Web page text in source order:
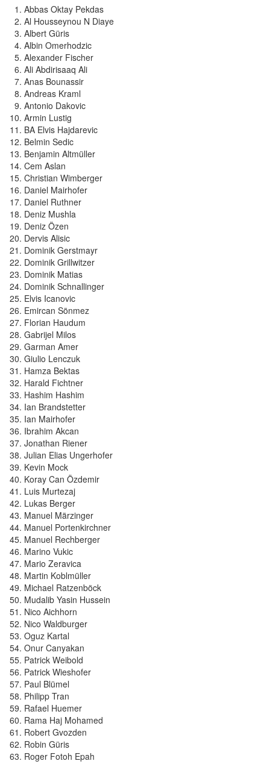
Abbas Oktay Pekdas
Al Housseynou N Diaye
Albert Güris
Albin Omerhodzic
Alexander Fischer
Ali Abdirisaaq Ali
Anas Bounassir
Andreas Kraml
Antonio Dakovic
Armin Lustig
BA Elvis Hajdarevic
Belmin Sedic
Benjamin Altmüller
Cem Aslan
Christian Wimberger
Daniel Mairhofer
Daniel Ruthner
Deniz Mushla
Deniz Özen
Dervis Alisic
Dominik Gerstmayr
Dominik Grillwitzer
Dominik Matias
Dominik Schnallinger
Elvis Icanovic
Emircan Sönmez
Florian Haudum
Gabrijel Milos
Garman Amer
Giulio Lenczuk
Hamza Bektas
Harald Fichtner
Hashim Hashim
Ian Brandstetter
Ian Mairhofer
Ibrahim Akcan
Jonathan Riener
Julian Elias Ungerhofer
Kevin Mock
Koray Can Özdemir
Luis Murtezaj
Lukas Berger
Manuel Märzinger
Manuel Portenkirchner
Manuel Rechberger
Marino Vukic
Mario Zeravica
Martin Koblmüller
Michael Ratzenböck
Mudalib Yasin Hussein
Nico Aichhorn
Nico Waldburger
Oguz Kartal
Onur Canyakan
Patrick Weibold
Patrick Wieshofer
Paul Blümel
Philipp Tran
Rafael Huemer
Rama Haj Mohamed
Robert Gvozden
Robin Güris
Roger Fotoh Epah